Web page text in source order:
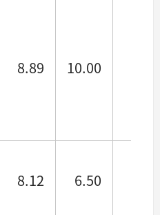
8.89 10.00
8.12 6.50